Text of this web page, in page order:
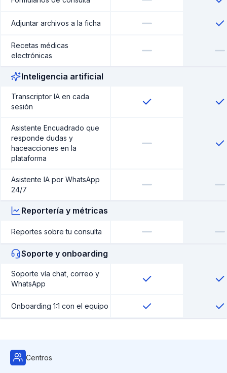
Adjuntar archivos a la ficha
Recetas médicas
electrónicas
Inteligencia artificial
Transcriptor IA en cada
sesión
Asistente Encuadrado que
responde dudas y
haceacciones en la
plataforma
Asistente IA por WhatsApp
24/7
Reportería y métricas
Reportes sobre tu consulta
Soporte y onboarding
Soporte vía chat, correo y
WhatsApp
Onboarding 1:1 con el equipo
Centros